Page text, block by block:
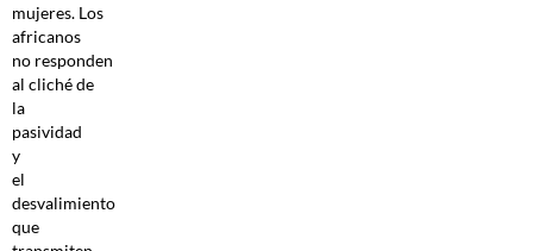
mujeres. Los
africanos
no responden
al cliché de
la
pasividad
y
el
desvalimiento
que